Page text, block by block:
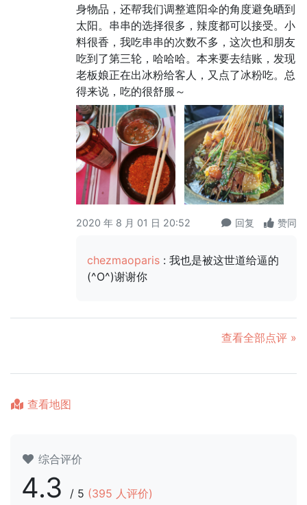
身物品，还帮我们调整遮阳伞的角度避免晒到
太阳。串串的选择很多，辣度都可以接受。小
料很香，我吃串串的次数不多，这次也和朋友
吃到了第三轮，哈哈哈。本来要去结账，发现
老板娘正在出冰粉给客人，又点了冰粉吃。总
得来说，吃的很舒服～
2020 年 8 月 01 日 20:52 回复 赞同
chezmaoparis : 我也是被这世道给逼的
(^O^)谢谢你
查看全部点评 »
查看地图
综合评价
4.3 / 5 (395 人评价)